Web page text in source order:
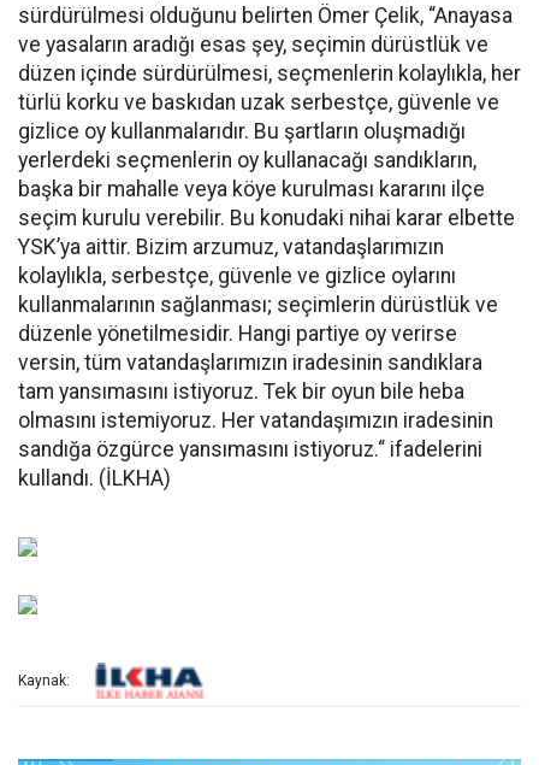
sürdürülmesi olduğunu belirten Ömer Çelik, “Anayasa
ve yasaların aradığı esas şey, seçimin dürüstlük ve
düzen içinde sürdürülmesi, seçmenlerin kolaylıkla, her
türlü korku ve baskıdan uzak serbestçe, güvenle ve
gizlice oy kullanmalarıdır. Bu şartların oluşmadığı
yerlerdeki seçmenlerin oy kullanacağı sandıkların,
başka bir mahalle veya köye kurulması kararını ilçe
seçim kurulu verebilir. Bu konudaki nihai karar elbette
YSK’ya aittir. Bizim arzumuz, vatandaşlarımızın
kolaylıkla, serbestçe, güvenle ve gizlice oylarını
kullanmalarının sağlanması; seçimlerin dürüstlük ve
düzenle yönetilmesidir. Hangi partiye oy verirse
versin, tüm vatandaşlarımızın iradesinin sandıklara
tam yansımasını istiyoruz. Tek bir oyun bile heba
olmasını istemiyoruz. Her vatandaşımızın iradesinin
sandığa özgürce yansımasını istiyoruz.“ ifadelerini
kullandı. (İLKHA)
Kaynak: